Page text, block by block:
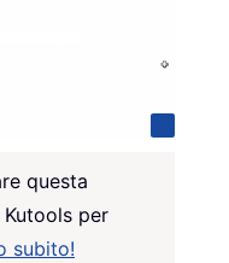
questa
per
subito!